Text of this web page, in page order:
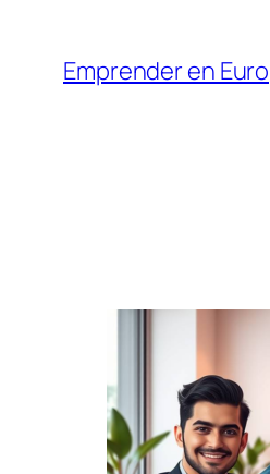
contenido
Emprender en